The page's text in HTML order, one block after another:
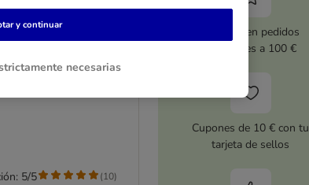
con pollo
5/5 (10)
5 % dto. en pedidos
superiores a 100 €
Cupones de 10 € con tu
tarjeta de sellos
necesarias
y continuar